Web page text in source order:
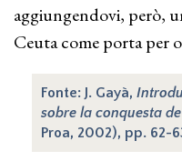
aggiungendovi, però,
Ceuta come porta per
Fonte: J. Gayà,
sobre la conquesta
Proa, 2002), pp. 62-